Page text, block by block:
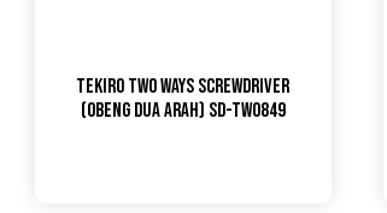
TEKIRO Two Ways Screwdriver
(Obeng Dua Arah) SD-TW0849